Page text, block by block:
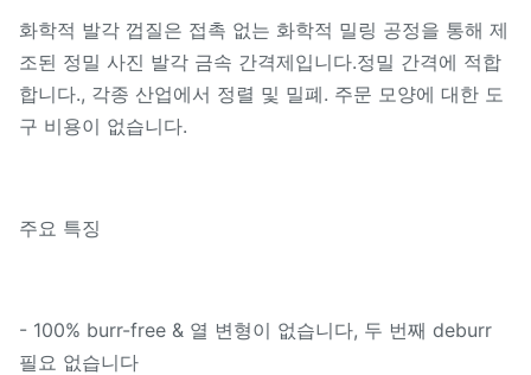
화학적 발각 껍질은 접촉 없는 화학적 밀링 공정을 통해 제
조된 정밀 사진 발각 금속 간격제입니다.정밀 간격에 적합
합니다., 각종 산업에서 정렬 및 밀폐. 주문 모양에 대한 도
구 비용이 없습니다.
주요 특징
- 100% burr-free & 열 변형이 없습니다, 두 번째 deburr
필요 없습니다